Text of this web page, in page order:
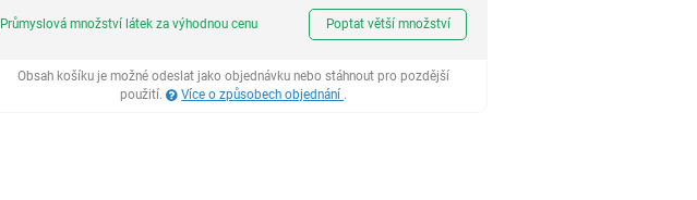
Průmyslová množství látek za výhodnou cenu Poptat větší množství
Obsah košíku je možné odeslat jako objednávku nebo stáhnout pro pozdější
použití.
Více o způsobech objednání .